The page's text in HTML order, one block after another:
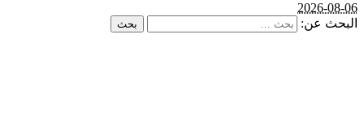
2026-08-06
البحث عن: